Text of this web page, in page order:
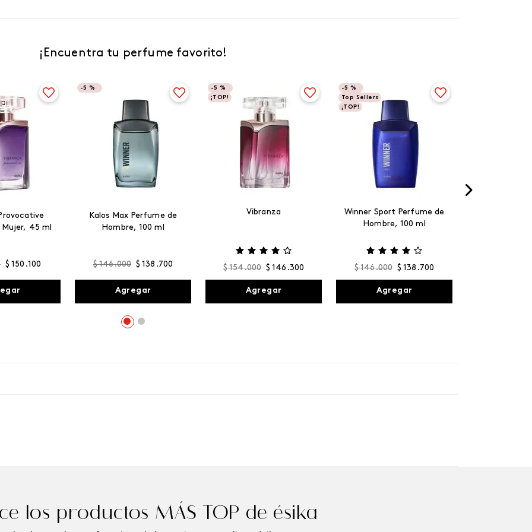
¡Encuentra tu perfume favorito!
45 ml
$ 150 .100
-5 %
Kalos Max Perfume de
Hombre, 100 ml
$ 146.000 $ 138 .700
Agregar
-5 %
¡TOP!
Vibranza
$ 154.000 $ 146 .300
Agregar
-5 %
Top Sellers
¡TOP!
Winner Sport Perfume de
Hombre, 100 ml
$ 146.000 $ 138 .700
Agregar
los productos MÁS TOP de ésika